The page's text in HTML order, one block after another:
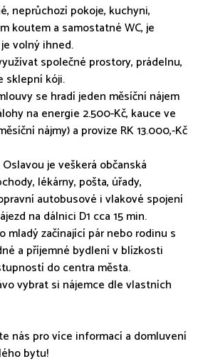
neprůchozí pokoje, kuchyni,
koutem a samostatné WC, je
volný ihned.
společné prostory, prádelnu,
sklepní kóji.
se hradí jeden měsíční nájem
na energie 2.500-Kč, kauce ve
nájmy) a provize RK 13.000,-Kč
je veškerá občanská
lékárny, pošta, úřady,
autobusové i vlakové spojení
na dálnici D1 cca 15 min.
mladý začínající pár nebo rodinu s
a příjemné bydlení v blízkosti
do centra města.
vybrat si nájemce dle vlastních
nás pro více informací a domluvení
bytu!